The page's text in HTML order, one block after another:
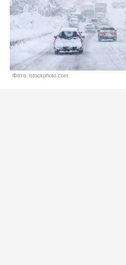
Фото: istockphoto.com